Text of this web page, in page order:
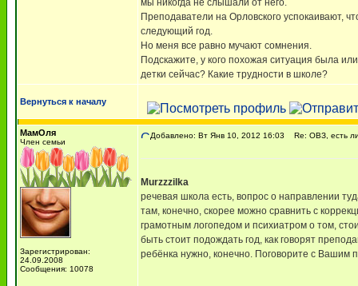
мы никогда не слышали от него.
Преподаватели на Орловского успокаивают,
следующий год.
Но меня все равно мучают сомнения.
Подскажите, у кого похожая ситуация была
детки сейчас? Какие трудности в школе?
Вернуться к началу
МамОля
Член семьи
Зарегистрирован:
24.09.2008
Сообщения: 10078
Добавлено: Вт Янв 10, 2012 16:03 Re: ОВЗ, есть
Murzzzilka
речевая школа есть, вопрос о направлении
там, конечно, скорее можно сравнить с
грамотным логопедом и психиатром о том,
быть стоит подождать год, как говорят
ребёнка нужно, конечно. Поговорите с Вашим